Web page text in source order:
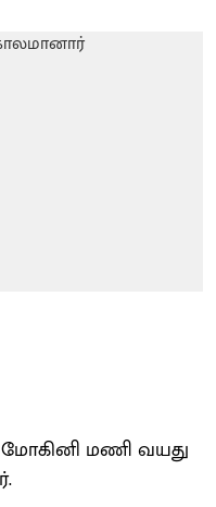
மோகினி மணி வயது